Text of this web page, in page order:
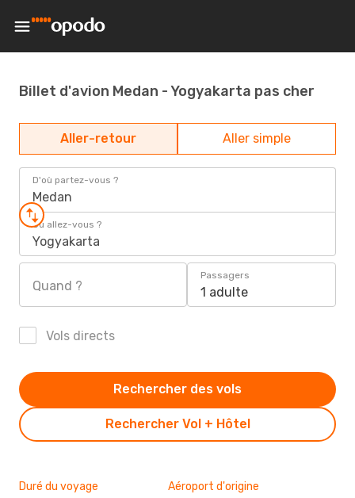
Billet d'avion Medan - Yogyakarta pas cher
Aller-retour Aller simple
D'où partez-vous ?
Medan
Où allez-vous ?
Yogyakarta
Quand ?
Passagers
1 adulte
Vols directs
Rechercher Vol + Hôtel
Rechercher des vols
Duré du voyage Aéroport d'origine